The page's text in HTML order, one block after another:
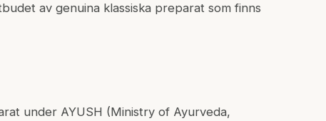
av genuina klassiska preparat som finns
under AYUSH (Ministry of Ayurveda,